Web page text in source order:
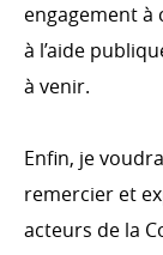
engagement
à l’aide
à venir.
Enfin, je
remercier et
acteurs de la